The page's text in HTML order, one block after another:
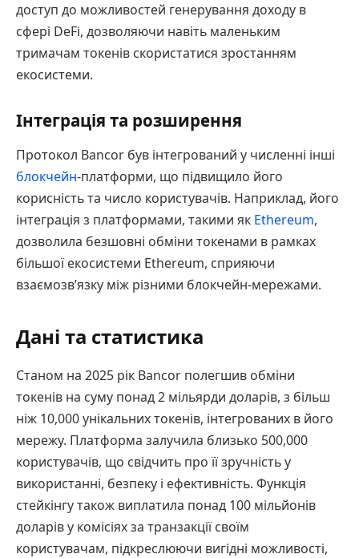
доступ до можливостей генерування доходу в
сфері DeFi, дозволяючи навіть маленьким
тримачам токенів скористатися зростанням
екосистеми.
Інтеграція та розширення
Протокол Bancor був інтегрований у численні інші
блокчейн-платформи, що підвищило його
корисність та число користувачів. Наприклад, його
інтеграція з платформами, такими як Ethereum,
дозволила безшовні обміни токенами в рамках
більшої екосистеми Ethereum, сприяючи
взаємозв’язку між різними блокчейн-мережами.
Дані та статистика
Станом на 2025 рік Bancor полегшив обміни
токенів на суму понад 2 мільярди доларів, з більш
ніж 10,000 унікальних токенів, інтегрованих в його
мережу. Платформа залучила близько 500,000
користувачів, що свідчить про її зручність у
використанні, безпеку і ефективність. Функція
стейкінгу також виплатила понад 100 мільйонів
доларів у комісіях за транзакції своїм
користувачам, підкреслюючи вигідні можливості,